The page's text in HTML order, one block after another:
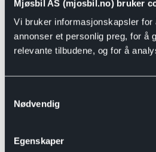
Mjøsbil AS (mjosbil.no) bruker
Vi bruker informasjonskapsler for
annonser et personlig preg, for å
relevante tilbudene, og for å
Nødvendig
Egenskaper
Bremsedeler
Se alle
Bremsenippler
Drivline og motor
Se alle
Eksosanlegg